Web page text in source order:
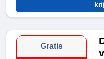
Gratis